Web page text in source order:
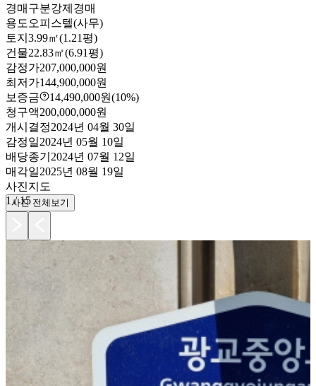
경매구분강제경매
용도 오피스텔(사무)
토지 3.99㎡(1.21평)
건물22.83㎡(6.91평)
감정가207,000,000원
최저가144,900,000원
보증금
14,490,000원(10%)
청구액200,000,000원
개시결정2024년 04월 30일
감정일2024년 05월 10일
배당종기 2024년 07월 12일
매각일2025년 08월 19일
사진지도
1 /15
사진 전체보기